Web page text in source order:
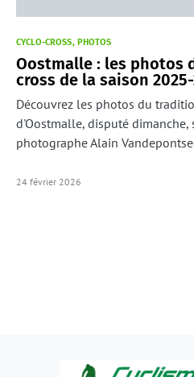
CYCLO-CROSS PHOTOS
Oostmalle : les photos
cross de la saison
Découvrez les photos du
d'Oostmalle, disputé
photographe Alain
24 février 2026